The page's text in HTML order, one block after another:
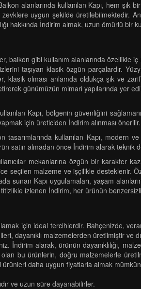
alanlarında kullanılan Kapı, hem şık
uygun şekilde üretilebilmektedir.
hakkında İndirim almak, uzun ömürlü bir
gibi kullanım alanlarında özellikle
taşıyan klasik özgün parçalardır.
olması anlamda oldukça şık ve
günümüzün mimari yapılarında yer
Kapı, bölgenin güvenliğini
için üreticiden İndirim alınması önerilir.
kullanılan Kapı, modern
satın almadan önce İndirim alarak teknik
mekanlarına özgün bir karakter
seçilen malzeme ve işçilikle desteklenir.
sunan Kapı uygulamaları, yaşam
izlenen İndirim, her ürünün
için ideal tercihlerdir. Bahçenizde,
dayanıklı malzemelerden üretilmiştir ve
İndirim alarak, ürünün dayanıklılığı,
bu ürünlerin, doğru malzemelerle
ürünleri daha uygun fiyatlarla almak
ve uzun süre dayanabilirler.